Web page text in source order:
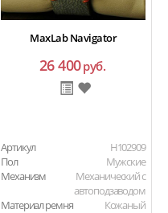
MaxLab Navigator
26 400руб.
Артикул
H102909
Пол
Мужские
Механизм
Механический с
автоподзаводом
Материал ремня
Кожаный